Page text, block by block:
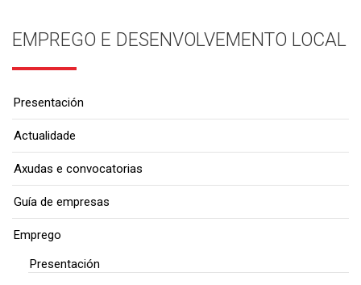
EMPREGO E DESENVOLVEMENTO LOCAL
Presentación
Actualidade
Axudas e convocatorias
Guía de empresas
Emprego
Presentación